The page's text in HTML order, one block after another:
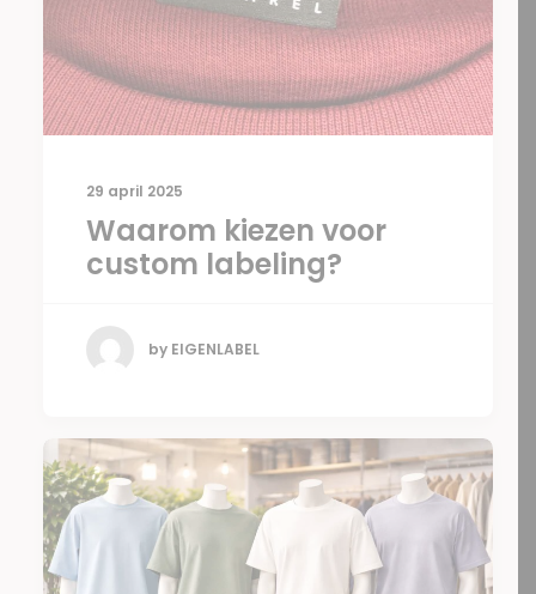
29 april 2025
Waarom kiezen voor
custom labeling?
by EIGENLABEL